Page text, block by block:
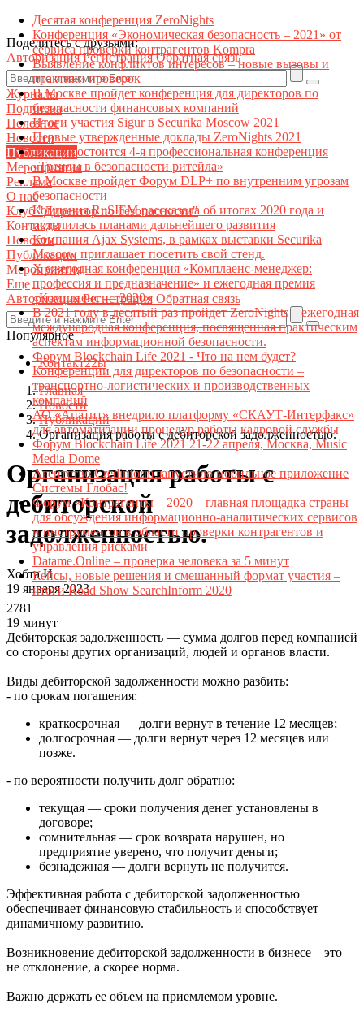
Поделитесь с друзьями:
АвторизацияРегистрацияОбратная связь
Журналы
Подписка
Полезное
Новости
Публикации
Мероприятия
Реклама
О нас
Клуб "Директор по безопасности"
Контакты
Новости
Публикации
Мероприятия
Еще
АвторизацияРегистрация Обратная связь
Популярное
Десятая конференция ZeroNights
Конференция «Экономическая безопасность – 2021» от
сервиса проверки контрагентов Kompra
Выявление конфликтов интересов – новые вызовы и
практики проверок
В Москве пройдет конференция для директоров по
безопасности финансовых компаний
Итоги участия Sigur в Securika Moscow 2021
Первые утвержденные доклады ZeroNights 2021
27 мая состоится 4-я профессиональная конференция
«Тренды в безопасности ритейла»
В Москве пройдет Форум DLP+ по внутренним угрозам
безопасности
Компания RuSIEM рассказала об итогах 2020 года и
поделилась планами дальнейшего развития
Компания Ajax Systems, в рамках выставки Securika
Moscow приглашает посетить свой стенд.
X ежегодная конференция «Комплаенс-менеджер:
профессия и предназначение» и ежегодная премия
«Комплаенс — 2020»
В 2021 году в десятый раз пройдет ZeroNights – ежегодная
международная конференция, посвященная практическим
аспектам информационной безопасности.
Форум Blockchain Life 2021 - Что на нем будет?
Конференции для директоров по безопасности –
транспортно-логистических и производственных
компаний
АО «Апатит» внедрило платформу «СКАУТ-Интерфакс»
для автоматизации процедур работы кадровой службы
Форум Blockchain Life 2021 21-22 апреля, Москва, Music
Media Dome
Агентство Credinform запустило мобильное приложение
Системы Глобас!
Форум «Контрагенты – 2020 – главная площадка страны
для обсуждения информационно-аналитических сервисов
и инструментов в области проверки контрагентов и
управления рисками
Datame.Online – проверка человека за 5 минут
Кейсы, новые решения и смешанный формат участия –
итоги Road Show SearchInform 2020
Контакт22ы
Главная
Новости
Публикации
Организация работы с дебиторской задолженностью.
Организация работы с
дебиторской
задолженностью.
Хобта И.
19 января 2023
2781
19 минут
Дебиторская задолженность — сумма долгов перед компанией
со стороны других организаций, людей и органов власти.
Виды дебиторской задолженности можно разбить:
- по срокам погашения:
краткосрочная — долги вернут в течение 12 месяцев;
долгосрочная — долги вернут через 12 месяцев или
позже.
- по вероятности получить долг обратно:
текущая — сроки получения денег установлены в
договоре;
сомнительная — срок возврата нарушен, но
предприятие уверено, что получит деньги;
безнадежная — долги вернуть не получится.
Эффективная работа с дебиторской задолженностью
обеспечивает финансовую стабильность и способствует
динамичному развитию.
Возникновение дебиторской задолженности в бизнесе – это
не отклонение, а скорее норма.
Важно держать ее объем на приемлемом уровне.